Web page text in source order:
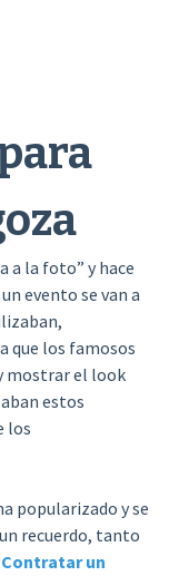
a la foto” y hace
evento se van a
que los famosos
mostrar el look
estos
los
popularizado y se
recuerdo, tanto
Contratar un